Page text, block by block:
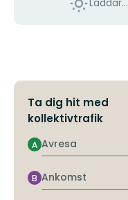
Laddar...
Ta dig hit med
kollektivtrafik
Avresa
A
Ankomst
B